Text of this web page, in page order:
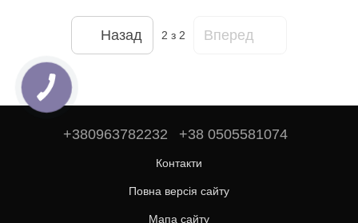
Назад 2 з 2 Вперед
+380963782232 +38 0505581074
Контакти
Повна версія сайту
Мапа сайту